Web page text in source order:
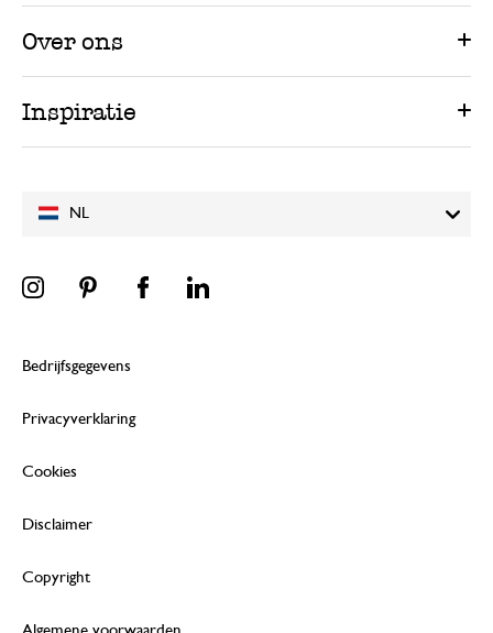
NL
Over ons
Inspiratie
Bedrijfsgegevens
Privacyverklaring
Cookies
Disclaimer
Copyright